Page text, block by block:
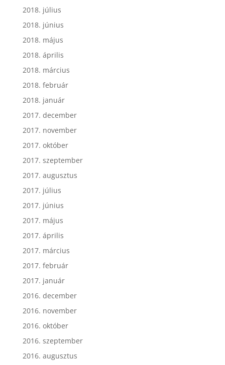
2018. július
2018. június
2018. május
2018. április
2018. március
2018. február
2018. január
2017. december
2017. november
2017. október
2017. szeptember
2017. augusztus
2017. július
2017. június
2017. május
2017. április
2017. március
2017. február
2017. január
2016. december
2016. november
2016. október
2016. szeptember
2016. augusztus